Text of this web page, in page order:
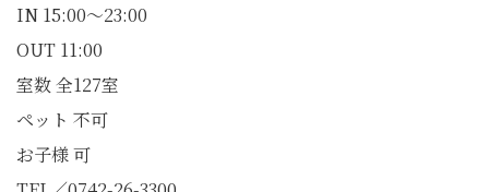
IN 15:00～23:00
OUT 11:00
室数 全127室
ペット 不可
お子様 可